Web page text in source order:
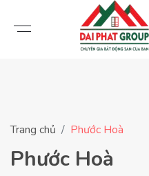
Trang chủ Phước Hoà
Phước Hoà